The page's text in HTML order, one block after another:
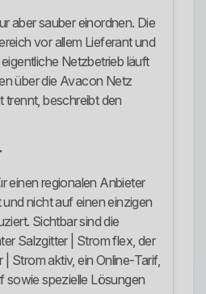
aber sauber einordnen. Die
vor allem Lieferant und
Netzbetrieb läuft
über die Avacon Netz
trennt, beschreibt den
einen regionalen Anbieter
nicht auf einen einzigen
Sichtbar sind die
Salzgitter | Strom flex, der
Strom aktiv, ein Online-Tarif,
sowie spezielle Lösungen